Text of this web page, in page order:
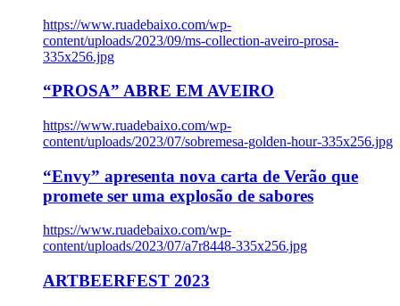
https://www.ruadebaixo.com/wp-
content/uploads/2023/09/ms-collection-aveiro-prosa-
335x256.jpg
“PROSA” ABRE EM AVEIRO
https://www.ruadebaixo.com/wp-
content/uploads/2023/07/sobremesa-golden-hour-335x256.jpg
“Envy” apresenta nova carta de Verão que
promete ser uma explosão de sabores
https://www.ruadebaixo.com/wp-
content/uploads/2023/07/a7r8448-335x256.jpg
ARTBEERFEST 2023